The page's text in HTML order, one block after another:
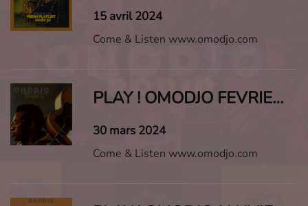
15 avril 2024
Come & Listen www.omodjo.com
PLAY ! OMODJO FEVRIER 2024
30 mars 2024
Come & Listen www.omodjo.com